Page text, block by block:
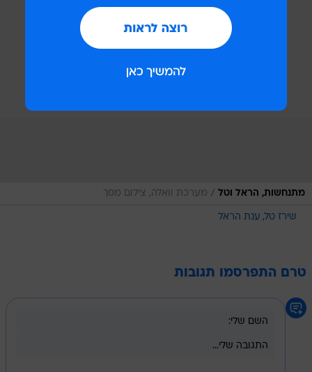
מתנחשות, הראל וטל / מערכת וואלה, צילום מסך
שירז טל ענת הראל
טרם התפרסמו תגובות